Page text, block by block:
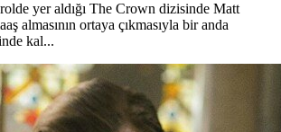
yer aldığı The Crown dizisinde Matt
almasının ortaya çıkmasıyla bir anda
kal...